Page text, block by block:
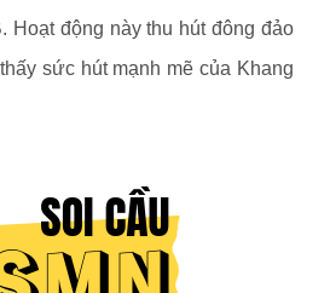
Hoạt động này thu hút đông đảo
sức hút mạnh mẽ của Khang